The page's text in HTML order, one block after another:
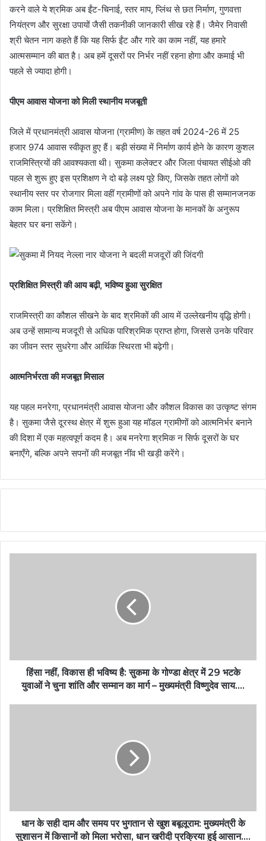
करने वाले ये श्रमिक अब ईंट-चिनाई, स्तर माप, प्लिंथ से छत निर्माण, गुणवत्ता
नियंत्रण और सुरक्षा उपायों जैसी तकनीकी जानकारी सीख रहे हैं। जैमेर निवासी
श्री चेतन नाग कहते हैं कि यह सिर्फ ईंट और गारे का काम नहीं, यह हमारे
आत्मसम्मान की बात है। अब हमें दूसरों पर निर्भर नहीं रहना होगा और कमाई भी
पहले से ज्यादा होगी।
पीएम आवास योजना को मिली स्थानीय मजबूती
जिले में प्रधानमंत्री आवास योजना (ग्रामीण) के तहत वर्ष 2024-26 में 25
हजार 974 आवास स्वीकृत हुए हैं। बड़ी संख्या में निर्माण कार्य होने के कारण कुशल
राजमिस्त्रियों की आवश्यकता थी। सुकमा कलेक्टर और जिला पंचायत सीईओ की
पहल से शुरू हुए इस प्रशिक्षण ने दो बड़े लक्ष्य पूरे किए, जिसके तहत लोगों को
स्थानीय स्तर पर रोजगार मिला वहीं ग्रामीणों को अपने गांव के पास ही सम्मानजनक
काम मिला। प्रशिक्षित मिस्त्री अब पीएम आवास योजना के मानकों के अनुरूप
बेहतर घर बना सकेंगे।
प्रशिक्षित मिस्त्री की आय बढ़ी, भविष्य हुआ सुरक्षित
राजमिस्त्री का कौशल सीखने के बाद श्रमिकों की आय में उल्लेखनीय वृद्धि होगी।
अब उन्हें सामान्य मजदूरी से अधिक पारिश्रमिक प्राप्त होगा, जिससे उनके परिवार
का जीवन स्तर सुधरेगा और आर्थिक स्थिरता भी बढ़ेगी।
आत्मनिर्भरता की मजबूत मिसाल
यह पहल मनरेगा, प्रधानमंत्री आवास योजना और कौशल विकास का उत्कृष्ट संगम
है। सुकमा जैसे दूरस्थ क्षेत्र में शुरू हुआ यह मॉडल ग्रामीणों को आत्मनिर्भर बनाने
की दिशा में एक महत्वपूर्ण कदम है। अब मनरेगा श्रमिक न सिर्फ दूसरों के घर
बनाएँगे, बल्कि अपने सपनों की मजबूत नींव भी खड़ी करेंगे।
हिंसा नहीं, विकास ही भविष्य है: सुकमा के गोण्डा क्षेत्र में 29 भटके
युवाओं ने चुना शांति और सम्मान का मार्ग – मुख्यमंत्री विष्णुदेव साय….
धान के सही दाम और समय पर भुगतान से खुश बबूलूराम: मुख्यमंत्री के
सुशासन में किसानों को मिला भरोसा, धान खरीदी प्रक्रिया हुई आसान….